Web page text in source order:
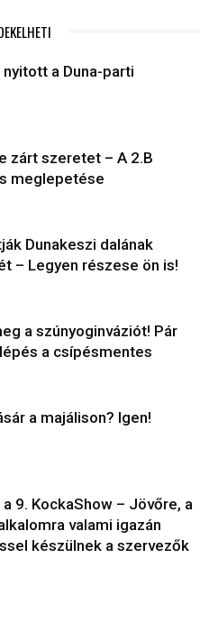
a Duna-parti
zárt szeretet – A 2.B
meglepetése
Dunakeszi dalának
– Legyen részese ön is!
a szúnyoginváziót! Pár
a csípésmentes
a majálison? Igen!
9. KockaShow – Jövőre, a
valami igazán
készülnek a szervezők